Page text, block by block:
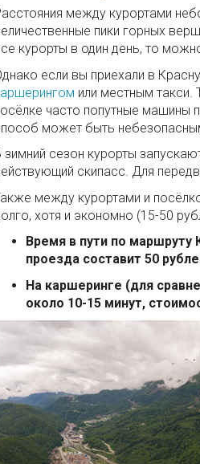
между курортами
пики горных
курорты в один день, то
если вы приехали в
или местным такси.
часто попутные машины
может быть
зимний сезон курорты
скипасс. Для
между курортами и
хотя и экономно (15-50
Время в пути по маршруту
проезда составит 50
На каршеринге (для
около 10-15 минут,